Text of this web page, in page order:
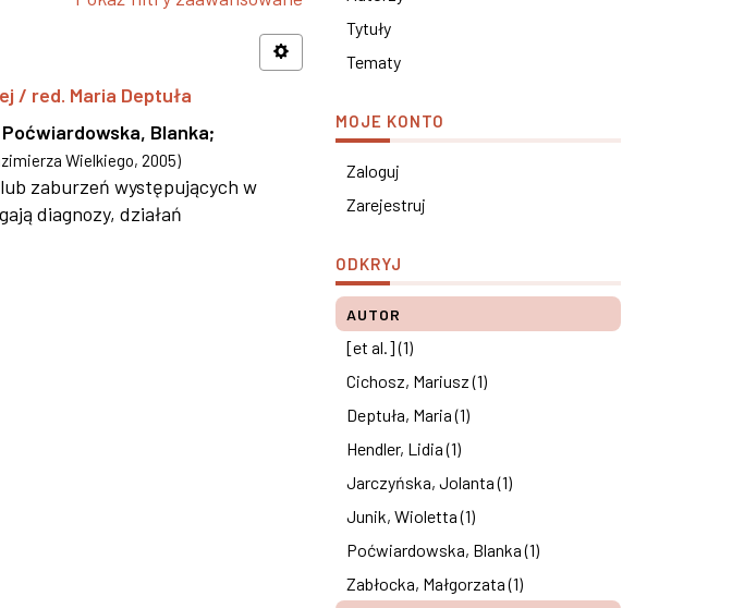
/ red. Maria Deptuła
Poćwiardowska, Blanka;
Wielkiego, 2005)
zaburzeń występujących w
diagnozy, działań
Tytuły
Tematy
MOJE KONTO
Zaloguj
Zarejestruj
ODKRYJ
AUTOR
[et al.] (1)
Cichosz, Mariusz (1)
Deptuła, Maria (1)
Hendler, Lidia (1)
Jarczyńska, Jolanta (1)
Junik, Wioletta (1)
Poćwiardowska, Blanka (1)
Zabłocka, Małgorzata (1)